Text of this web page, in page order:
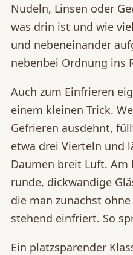
Nudeln, Linsen oder
was drin ist und wie
und nebeneinander
nebenbei Ordnung ins
Auch zum Einfrieren
einem kleinen Trick.
Gefrieren ausdehnt,
etwa drei Vierteln und
Daumen breit Luft. Am
runde, dickwandige
die man zunächst
stehend einfriert. So
Ein platzsparender